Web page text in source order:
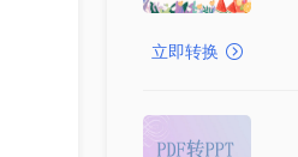
立即转换